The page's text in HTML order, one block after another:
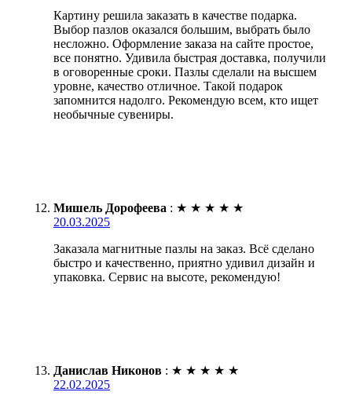
Картину решила заказать в качестве подарка.
Выбор пазлов оказался большим, выбрать было
несложно. Оформление заказа на сайте простое,
все понятно. Удивила быстрая доставка, получили
в оговоренные сроки. Пазлы сделали на высшем
уровне, качество отличное. Такой подарок
запомнится надолго. Рекомендую всем, кто ищет
необычные сувениры.
Мишель Дорофеева : ★ ★ ★ ★ ★
20.03.2025
Заказала магнитные пазлы на заказ. Всё сделано
быстро и качественно, приятно удивил дизайн и
упаковка. Сервис на высоте, рекомендую!
Данислав Никонов : ★ ★ ★ ★ ★
22.02.2025